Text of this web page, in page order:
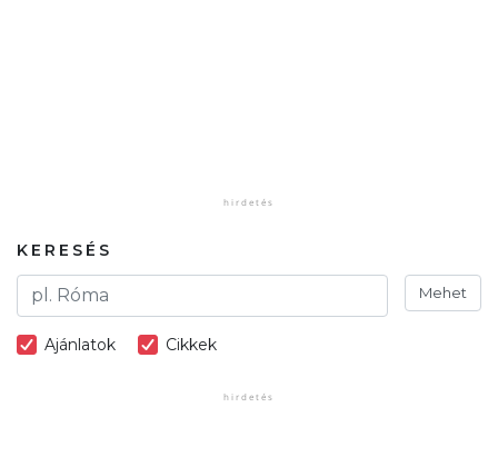
KERESÉS
Mehet
Ajánlatok Cikkek